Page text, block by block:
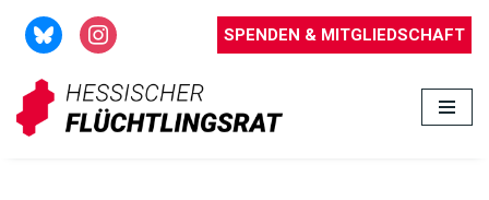
Zum
Inhalt
springen
SPENDEN & MITGLIEDSCHAFT